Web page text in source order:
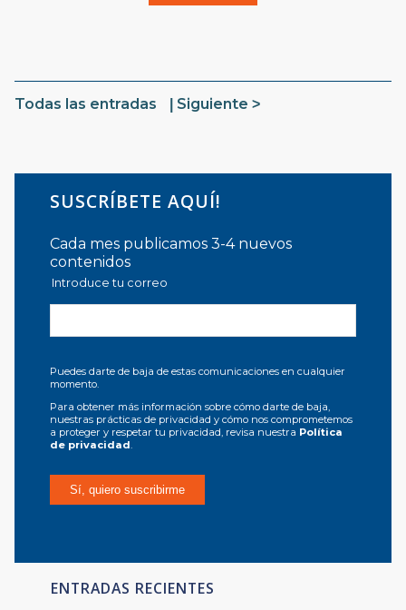
Todas las entradas Siguiente
SUSCRÍBETE AQUÍ!
Cada mes publicamos 3-4 nuevos
contenidos
Introduce tu correo
Puedes darte de baja de estas comunicaciones en cualquier
momento.
Para obtener más información sobre cómo darte de baja,
nuestras prácticas de privacidad y cómo nos comprometemos
a proteger y respetar tu privacidad, revisa nuestra Política
de privacidad.
ENTRADAS RECIENTES